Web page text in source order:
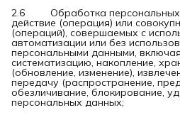
2.6 Обработка персональных
действие (операция) или
(операций), совершаемых с
автоматизации или без
персональными данными,
систематизацию, накопление,
(обновление, изменение),
передачу (распространение,
обезличивание, блокирование,
персональных данных;